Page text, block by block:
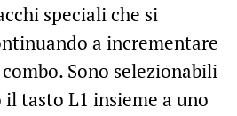
speciali che si
a incrementare
Sono selezionabili
tasto L1 insieme a uno